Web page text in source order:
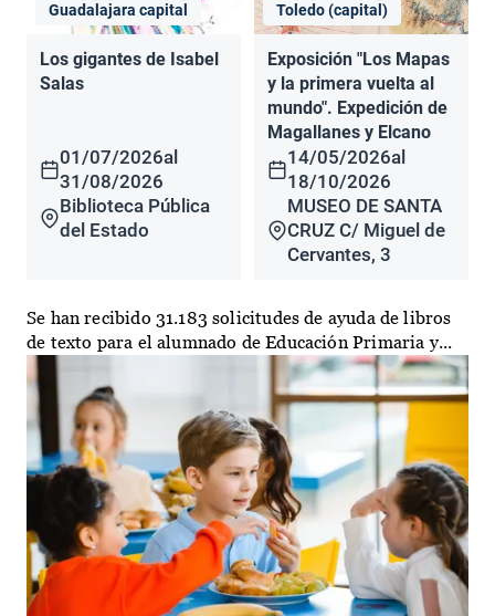
Guadalajara capital
Los gigantes de Isabel
Salas
01/07/2026al
31/08/2026
Biblioteca Pública
del Estado
Toledo (capital)
Exposición "Los Mapas
y la primera vuelta al
mundo". Expedición de
Magallanes y Elcano
14/05/2026al
18/10/2026
MUSEO DE SANTA
CRUZ C/ Miguel de
Cervantes, 3
Se han recibido 31.183 solicitudes de ayuda de libros
de texto para el alumnado de Educación Primaria y...